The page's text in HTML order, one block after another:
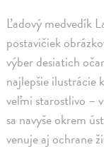
Ľadový medvedík
postavičiek
výber desiatich
najlepšie ilustrácie
veľmi starostlivo –
sa navyše okrem
venuje aj ochrane